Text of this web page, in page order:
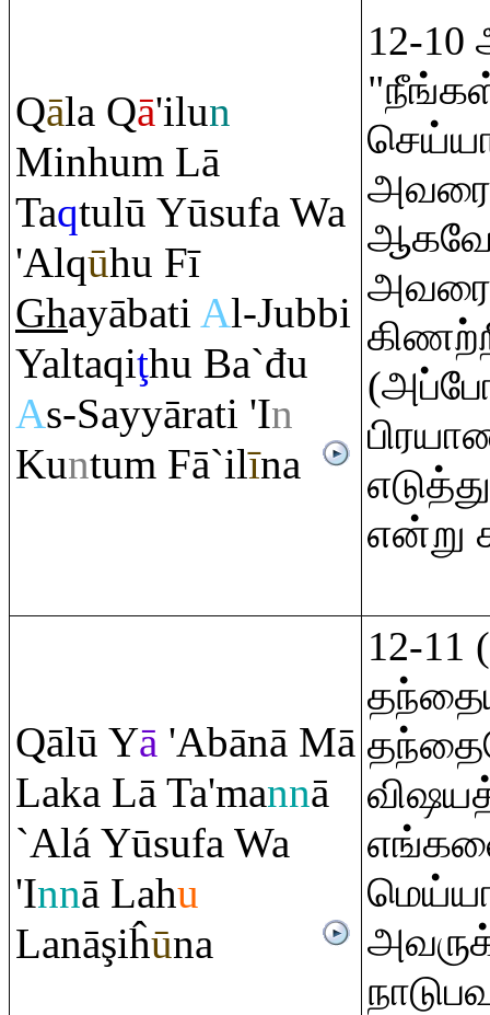
Qāla Qā'ilun
Minhum Lā
Taqtulū Yūsufa Wa
'Alqūhu Fī
Ghayābati Al-Jubbi
Yaltaqiţhu Ba`đu
As-Sayyārati 'In
Kuntum Fā`ilīna
12-
அவரை
என்று
Qālū Yā 'Abānā Mā
Laka Lā Ta'mannā
`Alá Yūsufa Wa
'Innā Lahu
Lanāşiĥūna
12-11